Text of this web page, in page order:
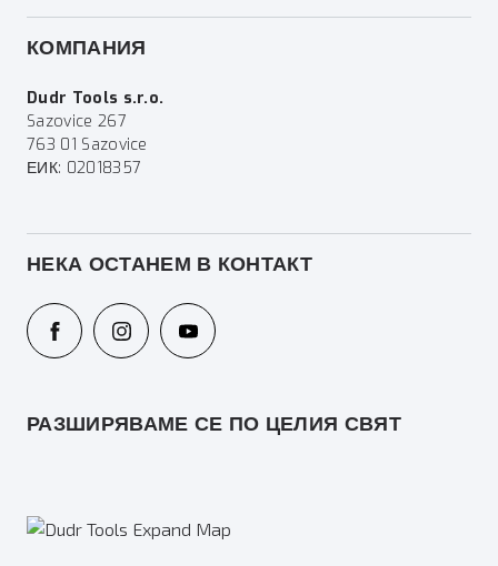
КОМПАНИЯ
Dudr Tools s.r.o.
Sazovice 267
763 01 Sazovice
ЕИК: 02018357
НЕКА ОСТАНЕМ В КОНТАКТ
РАЗШИРЯВАМЕ СЕ ПО ЦЕЛИЯ СВЯТ